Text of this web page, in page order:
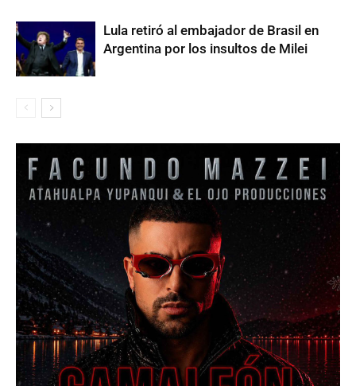
Lula retiró al embajador de Brasil en
Argentina por los insultos de Milei